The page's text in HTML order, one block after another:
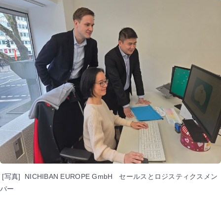
[写真] NICHIBAN EUROPE GmbH セールスとロジスティクスメン
バー